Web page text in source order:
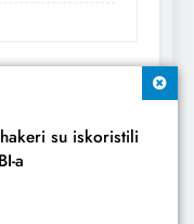
su iskoristili
a